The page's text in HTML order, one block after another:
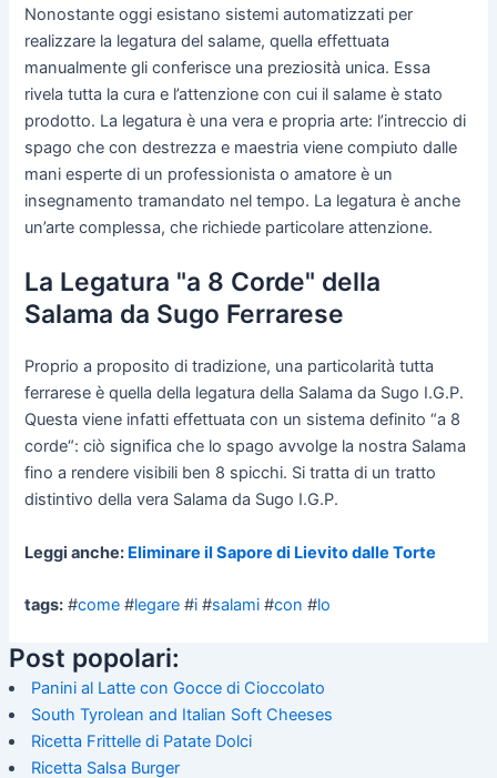
Nonostante oggi esistano sistemi automatizzati per
realizzare la legatura del salame, quella effettuata
manualmente gli conferisce una preziosità unica. Essa
rivela tutta la cura e l’attenzione con cui il salame è stato
prodotto. La legatura è una vera e propria arte: l’intreccio di
spago che con destrezza e maestria viene compiuto dalle
mani esperte di un professionista o amatore è un
insegnamento tramandato nel tempo. La legatura è anche
un’arte complessa, che richiede particolare attenzione.
La Legatura "a 8 Corde" della
Salama da Sugo Ferrarese
Proprio a proposito di tradizione, una particolarità tutta
ferrarese è quella della legatura della Salama da Sugo I.G.P.
Questa viene infatti effettuata con un sistema definito “a 8
corde“: ciò significa che lo spago avvolge la nostra Salama
fino a rendere visibili ben 8 spicchi. Si tratta di un tratto
distintivo della vera Salama da Sugo I.G.P.
Leggi anche: Eliminare il Sapore di Lievito dalle Torte
tags: #come #legare #i #salami #con #lo
Post popolari:
Panini al Latte con Gocce di Cioccolato
South Tyrolean and Italian Soft Cheeses
Ricetta Frittelle di Patate Dolci
Ricetta Salsa Burger